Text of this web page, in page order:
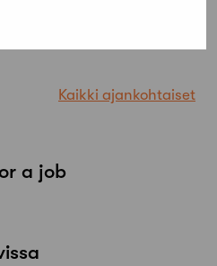
Kaikki ajankohtaiset
a job